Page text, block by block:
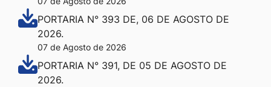
PORTARIA N° 393 DE, 06 DE AGOSTO DE
2026.
07 de Agosto de 2026
PORTARIA N° 391, DE 05 DE AGOSTO DE
2026.